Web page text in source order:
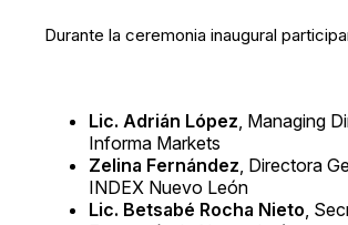
Durante la ceremonia inaugural
Lic. Adrián López, Managing
Informa Markets
Zelina Fernández, Directora
INDEX Nuevo León
Lic. Betsabé Rocha Nieto,